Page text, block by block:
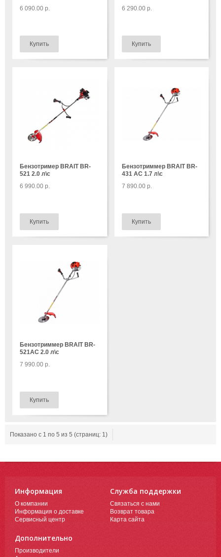
6 090.00 р.
6 290.00 р.
Бензотример BRAIT BR-
521 2.0 л\с
6 990.00 р.
Бензотриммер BRAIT BR-
431 AC 1.7 л\с
7 890.00 р.
Бензотриммер BRAIT BR-
521AC 2.0 л\с
7 990.00 р.
Показано с 1 по 5 из 5 (страниц: 1)
Информация
О компании
Информация о доставке
Сервисный центр
Служба поддержки
Связаться с нами
Возврат товара
Карта сайта
Дополнительно
Производители